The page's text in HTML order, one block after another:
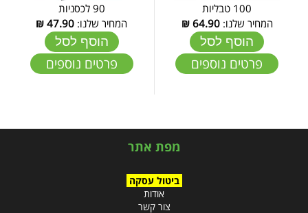
100 טבליות
המחיר שלנו:64.90
₪
הוסף לסל
פרטים נוספים
90 לכסניות
המחיר שלנו: 47.90
₪
הוסף לסל
פרטים נוספים
מפת אתר
ביטול עסקה
אודות
צור קשר